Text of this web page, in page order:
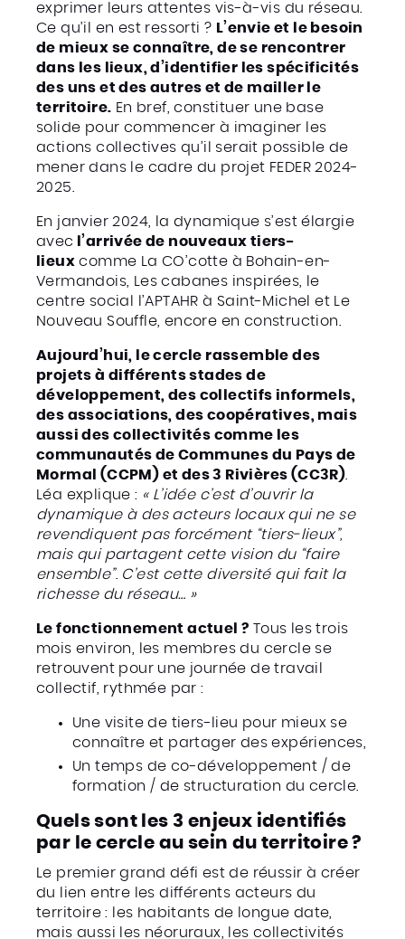
exprimer leurs attentes vis-à-vis du réseau.
Ce qu’il en est ressorti ? L’envie et le besoin
de mieux se connaître, de se rencontrer
dans les lieux, d’identifier les spécificités
des uns et des autres et de mailler le
territoire. En bref, constituer une base
solide pour commencer à imaginer les
actions collectives qu’il serait possible de
mener dans le cadre du projet FEDER 2024-
2025.
En janvier 2024, la dynamique s’est élargie
avec
l’arrivée de nouveaux tiers-
lieux comme La CO’cotte à Bohain-en-
Vermandois, Les cabanes inspirées, le
centre social l’APTAHR à Saint-Michel et Le
Nouveau Souffle, encore en construction.
Aujourd’hui, le cercle rassemble des
projets à différents stades de
développement, des collectifs informels,
des associations, des coopératives, mais
aussi des collectivités comme les
communautés de Communes du Pays de
Mormal (CCPM) et des 3 Rivières (CC3R)
Léa explique : « L’idée c’est d’ouvrir la
dynamique à des acteurs locaux qui ne se
revendiquent pas forcément “tiers-lieux”,
mais qui partagent cette vision du “faire
ensemble”. C’est cette diversité qui fait la
richesse du réseau… »
Le fonctionnement actuel ? Tous les trois
mois environ, les membres du cercle se
retrouvent pour une journée de travail
collectif, rythmée par :
Une visite de tiers-lieu pour mieux se
connaître et partager des expériences,
Un temps de co-développement / de
formation / de structuration du cercle.
Quels sont les 3 enjeux identifiés
par le cercle au sein du territoire ?
Le premier grand défi est de réussir à créer
du lien entre les différents acteurs du
territoire : les habitants de longue date,
mais aussi les néoruraux, les collectivités